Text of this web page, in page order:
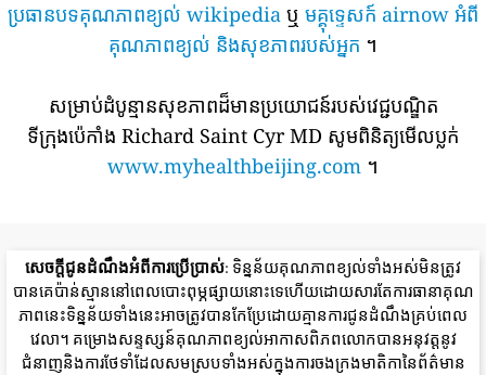
ប្រធានបទគុណភាពខ្យល់ wikipedia ឬ មគ្គុទ្ទេសក៍ airnow អំពី
គុណភាពខ្យល់ និងសុខភាពរបស់អ្នក ។
សម្រាប់ដំបូន្មានសុខភាពដ៏មានប្រយោជន៍របស់វេជ្ជបណ្ឌិត
ទីក្រុងប៉េកាំង Richard Saint Cyr MD សូមពិនិត្យមើលប្លក់
www.myhealthbeijing.com ។
សេចក្តីជូនដំណឹងអំពីការប្រើប្រាស់: ទិន្នន័យគុណភាពខ្យល់ទាំងអស់មិនត្រូវ
បានគេប៉ាន់ស្មាននៅពេលបោះពុម្ភផ្សាយនោះទេហើយដោយសារតែការធានាគុណ
ភាពនេះទិន្នន័យទាំងនេះអាចត្រូវបានកែប្រែដោយគ្មានការជូនដំណឹងគ្រប់ពេល
វេលា។ គម្រោងសន្ទស្សន៍គុណភាពខ្យល់អាកាសពិភពលោកបានអនុវត្តនូវ
ជំនាញនិងការថែទាំដែលសមស្របទាំងអស់ក្នុងការចងក្រងមាតិកានៃព័ត៌មាន